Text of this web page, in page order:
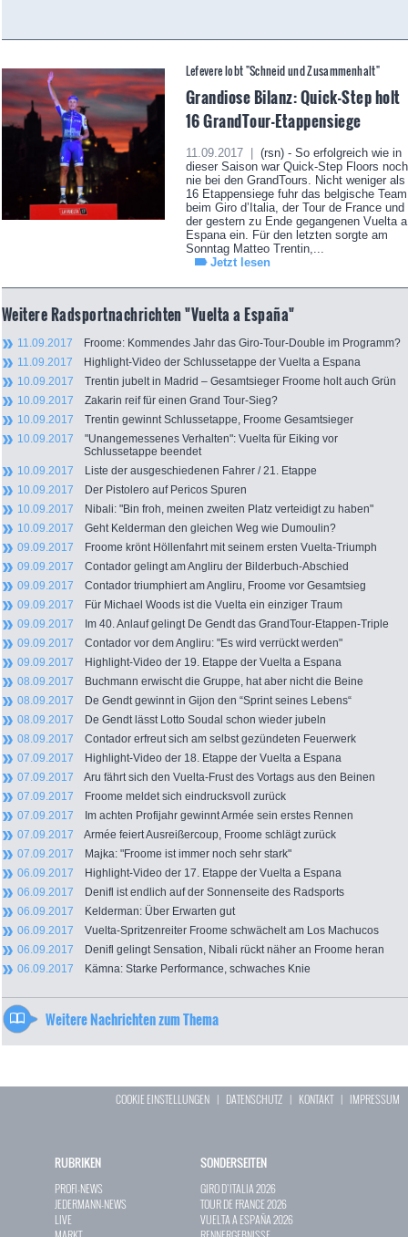
Lefevere lobt "Schneid und Zusammenhalt"
Grandiose Bilanz: Quick-Step holt
16 GrandTour-Etappensiege
11.09.2017 |
(rsn) - So erfolgreich wie in
dieser Saison war Quick-Step Floors noch
nie bei den GrandTours. Nicht weniger als
16 Etappensiege fuhr das belgische Team
beim Giro d’Italia, der Tour de France und
der gestern zu Ende gegangenen Vuelta a
Espana ein. Für den letzten sorgte am
Sonntag Matteo Trentin,...
Jetzt lesen
Weitere Radsportnachrichten "Vuelta a España"
11.09.2017 Froome: Kommendes Jahr das Giro-Tour-Double im Programm?
11.09.2017 Highlight-Video der Schlussetappe der Vuelta a Espana
10.09.2017 Trentin jubelt in Madrid – Gesamtsieger Froome holt auch Grün
10.09.2017 Zakarin reif für einen Grand Tour-Sieg?
10.09.2017 Trentin gewinnt Schlussetappe, Froome Gesamtsieger
10.09.2017 "Unangemessenes Verhalten": Vuelta für Eiking vor
Schlussetappe beendet
10.09.2017 Liste der ausgeschiedenen Fahrer / 21. Etappe
10.09.2017 Der Pistolero auf Pericos Spuren
10.09.2017 Nibali: "Bin froh, meinen zweiten Platz verteidigt zu haben"
10.09.2017 Geht Kelderman den gleichen Weg wie Dumoulin?
09.09.2017 Froome krönt Höllenfahrt mit seinem ersten Vuelta-Triumph
09.09.2017 Contador gelingt am Angliru der Bilderbuch-Abschied
09.09.2017 Contador triumphiert am Angliru, Froome vor Gesamtsieg
09.09.2017 Für Michael Woods ist die Vuelta ein einziger Traum
09.09.2017 Im 40. Anlauf gelingt De Gendt das GrandTour-Etappen-Triple
09.09.2017 Contador vor dem Angliru: "Es wird verrückt werden"
09.09.2017 Highlight-Video der 19. Etappe der Vuelta a Espana
08.09.2017 Buchmann erwischt die Gruppe, hat aber nicht die Beine
08.09.2017 De Gendt gewinnt in Gijon den “Sprint seines Lebens“
08.09.2017 De Gendt lässt Lotto Soudal schon wieder jubeln
08.09.2017 Contador erfreut sich am selbst gezündeten Feuerwerk
07.09.2017 Highlight-Video der 18. Etappe der Vuelta a Espana
07.09.2017 Aru fährt sich den Vuelta-Frust des Vortags aus den Beinen
07.09.2017 Froome meldet sich eindrucksvoll zurück
07.09.2017 Im achten Profijahr gewinnt Armée sein erstes Rennen
07.09.2017 Armée feiert Ausreißercoup, Froome schlägt zurück
07.09.2017 Majka: "Froome ist immer noch sehr stark"
06.09.2017 Highlight-Video der 17. Etappe der Vuelta a Espana
06.09.2017 Denifl ist endlich auf der Sonnenseite des Radsports
06.09.2017 Kelderman: Über Erwarten gut
06.09.2017 Vuelta-Spritzenreiter Froome schwächelt am Los Machucos
06.09.2017 Denifl gelingt Sensation, Nibali rückt näher an Froome heran
06.09.2017 Kämna: Starke Performance, schwaches Knie
Weitere Nachrichten zum Thema
COOKIE EINSTELLUNGEN | DATENSCHUTZ | KONTAKT| IMPRESSUM
RUBRIKEN
PROFI-NEWS
JEDERMANN-NEWS
LIVE
SONDERSEITEN
GIRO D`ITALIA 2026
TOUR DE FRANCE 2026
VUELTA A ESPAÑA 2026